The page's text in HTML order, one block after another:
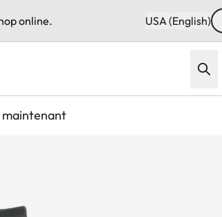
online. USA (English)